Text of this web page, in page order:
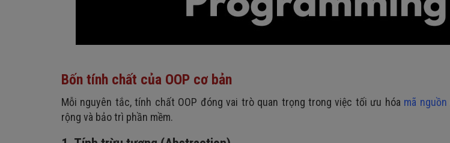
Bốn tính chất của OOP cơ bản
Mỗi nguyên tắc, tính chất OOP đóng vai trò quan trọng trong việc tối ưu hóa mã nguồn
rộng và bảo trì phần mềm.